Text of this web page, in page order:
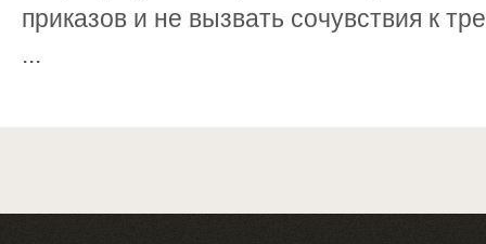
приказов и не вызвать сочувствия к
...